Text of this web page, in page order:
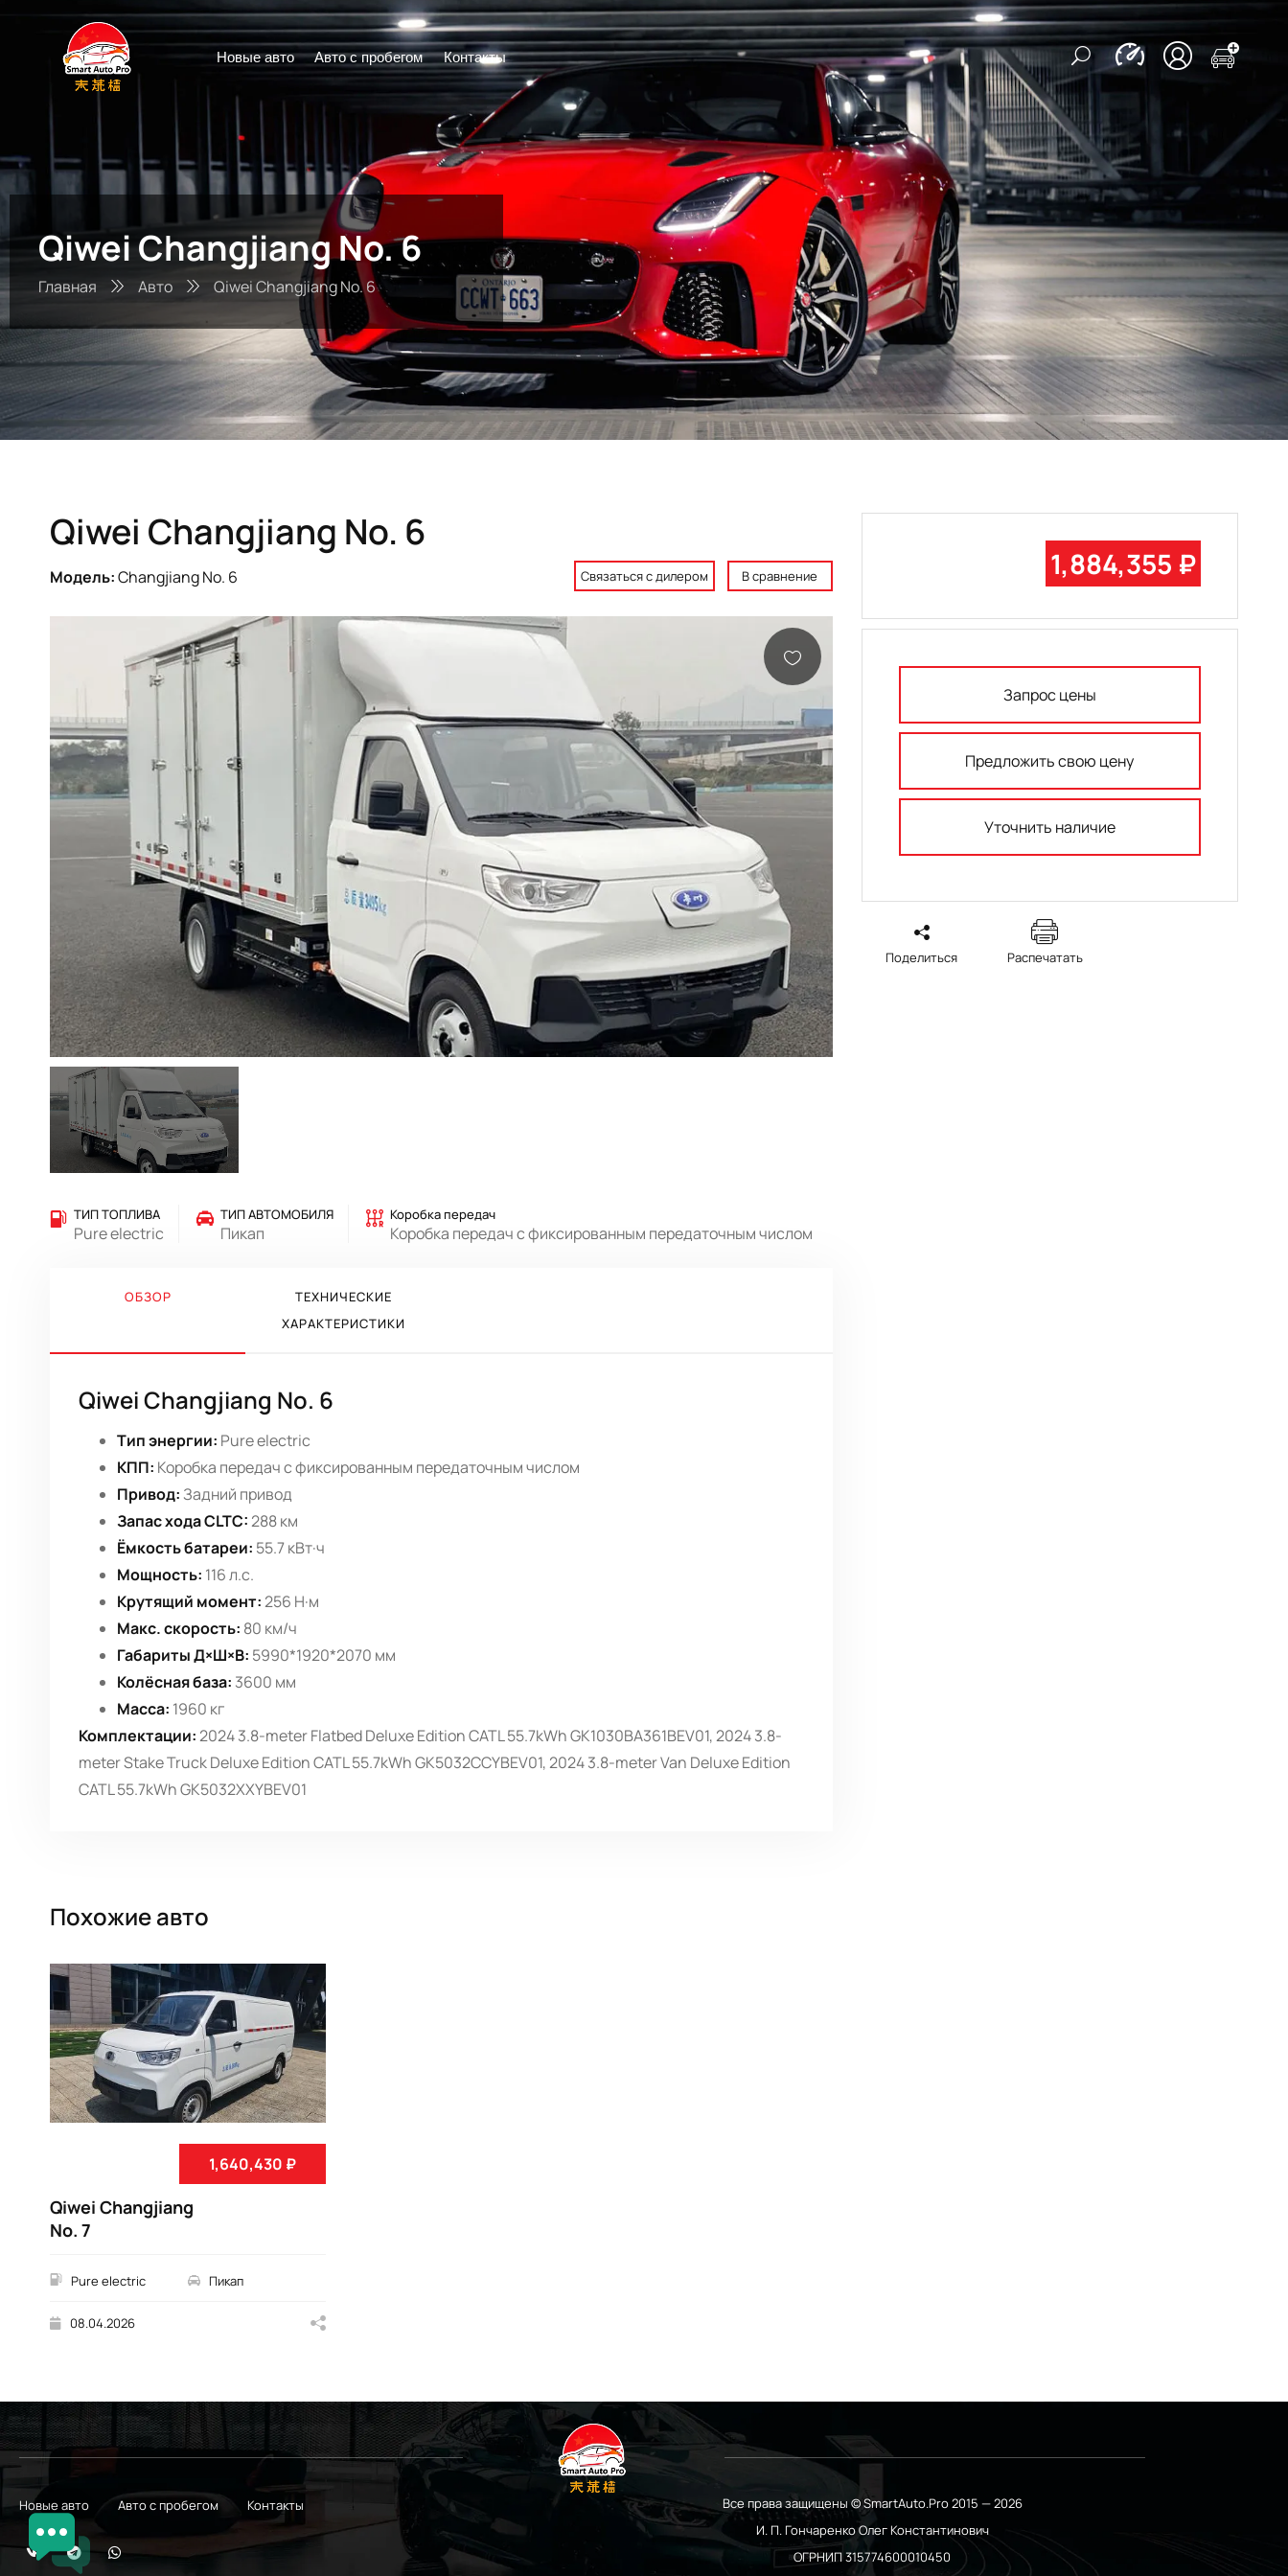
Новые авто Авто с пробегом Контакты
Qiwei Changjiang No. 6
Главная Авто Qiwei Changjiang No. 6
Qiwei Changjiang No. 6
Модель:Changjiang No. 6 Связаться с дилером В сравнение
ТИП ТОПЛИВА
Pure electric
ТИП АВТОМОБИЛЯ
Пикап
Коробка передач
Коробка передач с фиксированным передаточным числом
ОБЗОР
ТЕХНИЧЕСКИЕ
ХАРАКТЕРИСТИКИ
Qiwei Changjiang No. 6
Тип энергии: Pure electric
КПП: Коробка передач с фиксированным передаточным числом
Привод: Задний привод
Запас хода CLTC:288 км
Ёмкость батареи: 55.7 кВт·ч
Мощность: 116 л.с.
Крутящий момент:256 Н·м
Макс. скорость: 80 км/ч
Габариты Д×Ш×В: 5990*1920*2070 мм
Колёсная база: 3600 мм
Масса: 1960 кг
Комплектации:2024 3.8-meter Flatbed Deluxe Edition CATL 55.7kWh GK1030BA361BEV01, 2024 3.8-
meter Stake Truck Deluxe Edition CATL 55.7kWh GK5032CCYBEV01, 2024 3.8-meter Van Deluxe Edition
CATL 55.7kWh GK5032XXYBEV01
1,884,355 ₽
Запрос цены
Предложить свою цену
Уточнить наличие
Поделиться Распечатать
Похожие авто
1,640,430 ₽
Qiwei Changjiang
No. 7
Pure electric Пикап
08.04.2026
Новые авто Авто с пробегом Контакты
Все права защищены © SmartAuto.Pro 2015 — 2026
И. П. Гончаренко Олег Константинович
ОГРНИП 315774600010450